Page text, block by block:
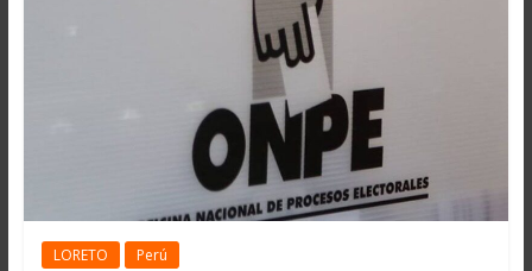
LORETO Perú